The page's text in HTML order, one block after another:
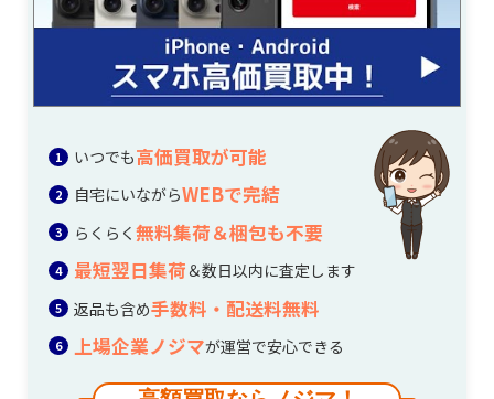
いつでも高価買取が可能
自宅にいながらWEBで完結
らくらく無料集荷＆梱包も不要
最短翌日集荷 ＆数日以内に査定します
返品も含め手数料・配送料無料
上場企業ノジマが運営で安心できる